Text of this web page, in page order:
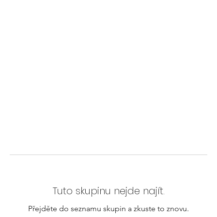
Tuto skupinu nejde najít.
Přejděte do seznamu skupin a zkuste to znovu.